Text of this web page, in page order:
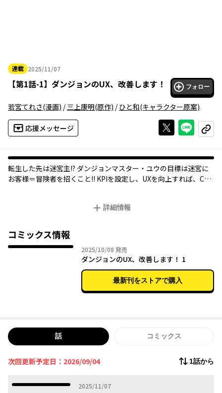
連載 2025/11/07
2025年11月07日
【第1話-1】 ダンジョンのUX、改善します！ フォロー
若宮てれさ(漫画) /三上康明(原作) /ひと和(キャラクター原案)
応援メッセージ Xで投稿する
ライン
コピー
転生した先は迷宮主!? ダンジョンマスター・ユウの目標は迷宮に
お客様＝冒険者を招くこと!! KPIを設定し、UXを向上すれば、CS
詳細情報
コミックス情報
2025/10/08 2025年10月08日
発売
ダンジョンのUX、改善します！ 1
最新刊をストアで購入
話 コミックス
次回更新予定日：2026/09/04 1話から
2025/11/07
2025年11月07日